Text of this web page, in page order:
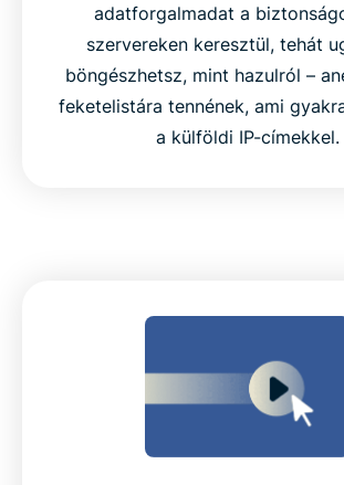
adatforgalmadat a
szervereken keresztül, tehát
böngészhetsz, mint hazulról –
feketelistára tennének, ami
a külföldi IP-címekkel.